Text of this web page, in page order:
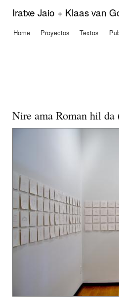
Iratxe Jaio + Klaas van
Menú principal
Home Proyectos Textos
Nire ama Roman hil